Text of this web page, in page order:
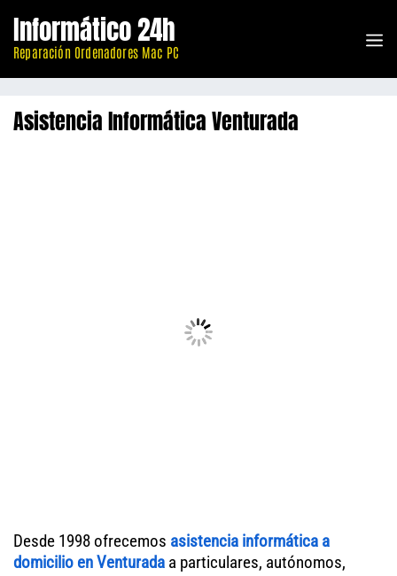
contenido
Informático 24h
Reparación Ordenadores Mac PC
Asistencia Informática Venturada
Desde 1998 ofrecemos asistencia informática a
domicilio en Venturada a particulares, autónomos,